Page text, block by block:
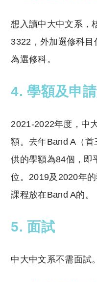
想入讀中大中文系，
3322，外加選修科
為選修科。
4. 學額及申
2021-2022年度，中
額。去年Band A（
供的學額為84個，即
位。2019及2020年
課程放在Band A的。
5. 面試
中大中文系不需面試。